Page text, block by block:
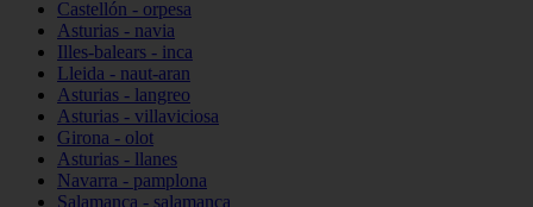
Castellón - orpesa
Asturias - navia
Illes-balears - inca
Lleida - naut-aran
Asturias - langreo
Asturias - villaviciosa
Girona - olot
Asturias - llanes
Navarra - pamplona
Salamanca - salamanca